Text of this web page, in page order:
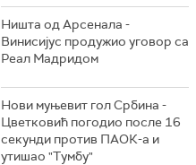
Ништа од Арсенала -
Винисијус продужио уговор са
Реал Мадридом
Нови муњевит гол Србина -
Цветковић погодио после 16
секунди против ПАОК-а и
утишао "Тумбу"